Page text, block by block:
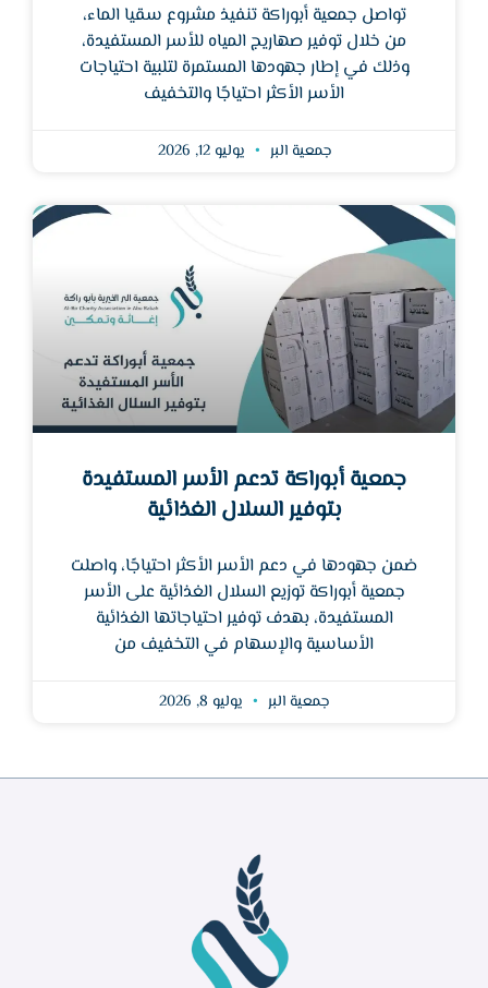
تواصل جمعية أبوراكة تنفيذ مشروع سقيا الماء،
من خلال توفير صهاريج المياه للأسر المستفيدة،
وذلك في إطار جهودها المستمرة لتلبية احتياجات
الأسر الأكثر احتياجًا والتخفيف
جمعية البر يوليو 12, 2026
جمعية أبوراكة تدعم الأسر المستفيدة
بتوفير السلال الغذائية
ضمن جهودها في دعم الأسر الأكثر احتياجًا، واصلت
جمعية أبوراكة توزيع السلال الغذائية على الأسر
المستفيدة، بهدف توفير احتياجاتها الغذائية
الأساسية والإسهام في التخفيف من
جمعية البر يوليو 8, 2026